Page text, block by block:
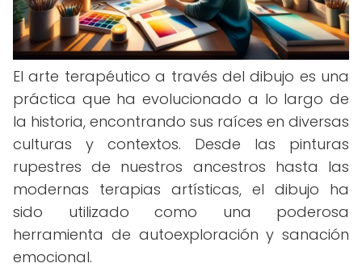
El arte terapéutico a través del dibujo es una
práctica que ha evolucionado a lo largo de
la historia, encontrando sus raíces en diversas
culturas y contextos. Desde las pinturas
rupestres de nuestros ancestros hasta las
modernas terapias artísticas, el dibujo ha
sido utilizado como una poderosa
herramienta de autoexploración y sanación
emocional.